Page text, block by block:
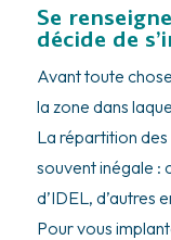
Se
décide de
Avant toute
la zone dans
La répartition
souvent inégale :
d’IDEL, d’autres
Pour vous